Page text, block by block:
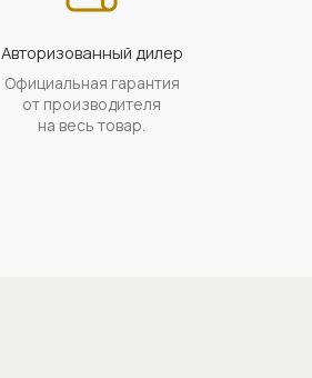
Авторизованный дилер
Официальная гарантия
от производителя
на весь товар.